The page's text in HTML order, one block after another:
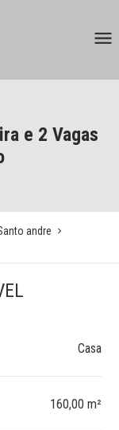
e 2 Vagas
andre
Casa
160,00 m²